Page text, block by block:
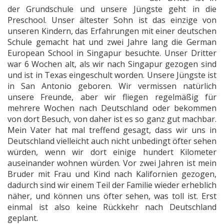
der Grundschule und unsere Jüngste geht in die
Preschool. Unser ältester Sohn ist das einzige von
unseren Kindern, das Erfahrungen mit einer deutschen
Schule gemacht hat und zwei Jahre lang die German
European School in Singapur besuchte. Unser Dritter
war 6 Wochen alt, als wir nach Singapur gezogen sind
und ist in Texas eingeschult worden. Unsere Jüngste ist
in San Antonio geboren. Wir vermissen natürlich
unsere Freunde, aber wir fliegen regelmäßig für
mehrere Wochen nach Deutschland oder bekommen
von dort Besuch, von daher ist es so ganz gut machbar.
Mein Vater hat mal treffend gesagt, dass wir uns in
Deutschland vielleicht auch nicht unbedingt öfter sehen
würden, wenn wir dort einige hundert Kilometer
auseinander wohnen würden. Vor zwei Jahren ist mein
Bruder mit Frau und Kind nach Kalifornien gezogen,
dadurch sind wir einem Teil der Familie wieder erheblich
näher, und können uns öfter sehen, was toll ist. Erst
einmal ist also keine Rückkehr nach Deutschland
geplant.